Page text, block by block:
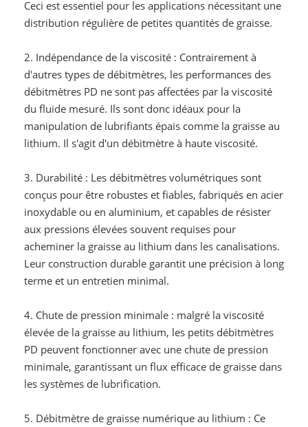
Ceci est essentiel pour les applications nécessitant une
distribution régulière de petites quantités de graisse.
2. Indépendance de la viscosité : Contrairement à
d'autres types de débitmètres, les performances des
débitmètres PD ne sont pas affectées par la viscosité
du fluide mesuré. Ils sont donc idéaux pour la
manipulation de lubrifiants épais comme la graisse au
lithium. Il s'agit d'un débitmètre à haute viscosité.
3. Durabilité : Les débitmètres volumétriques sont
conçus pour être robustes et fiables, fabriqués en acier
inoxydable ou en aluminium, et capables de résister
aux pressions élevées souvent requises pour
acheminer la graisse au lithium dans les canalisations.
Leur construction durable garantit une précision à long
terme et un entretien minimal.
4. Chute de pression minimale : malgré la viscosité
élevée de la graisse au lithium, les petits débitmètres
PD peuvent fonctionner avec une chute de pression
minimale, garantissant un flux efficace de graisse dans
les systèmes de lubrification.
5. Débitmètre de graisse numérique au lithium : Ce